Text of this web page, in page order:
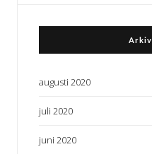
Arkiv
augusti 2020
juli 2020
juni 2020